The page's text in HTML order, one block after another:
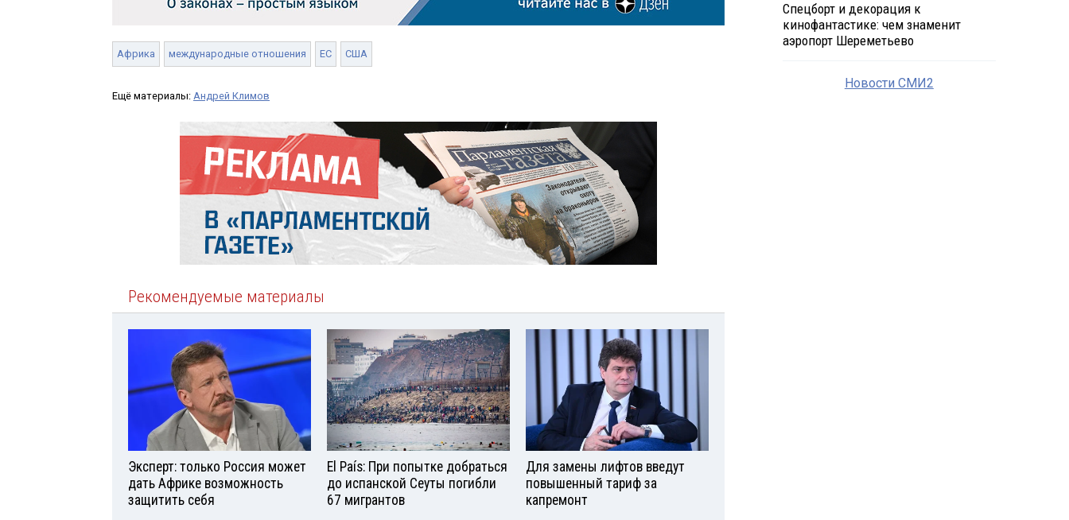
Африка международные отношения ЕС США
Ещё материалы: Андрей Климов
Рекомендуемые материалы
Эксперт: только Россия может
дать Африке возможность
защитить себя
El País: При попытке добраться
до испанской Сеуты погибли
67 мигрантов
Для замены лифтов введут
повышенный тариф за
капремонт
Спецборт и декорация к
кинофантастике: чем знаменит
аэропорт Шереметьево
Новости СМИ2